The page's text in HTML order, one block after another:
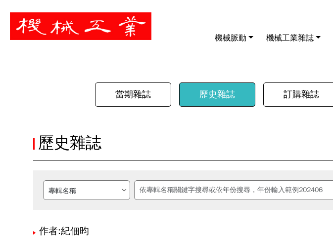
機械脈動 機械工業雜誌
暫停
當期雜誌 歷史雜誌 訂購雜誌
歷史雜誌
作者:紀佃昀